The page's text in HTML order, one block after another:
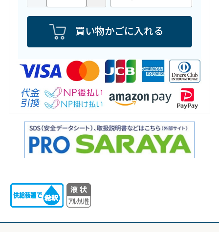
買い物かごに入れる